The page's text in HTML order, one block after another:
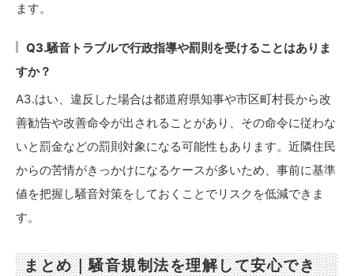
ます。
Q3.騒音トラブルで行政指導や罰則を受けることはありま
すか？
A3.はい、違反した場合は都道府県知事や市区町村長から改
善勧告や改善命令が出されることがあり、その命令に従わな
いと罰金などの罰則対象になる可能性もあります。近隣住民
からの苦情がきっかけになるケースが多いため、事前に基準
値を把握し騒音対策をしておくことでリスクを低減できま
す。
まとめ｜騒音規制法を理解して安心でき